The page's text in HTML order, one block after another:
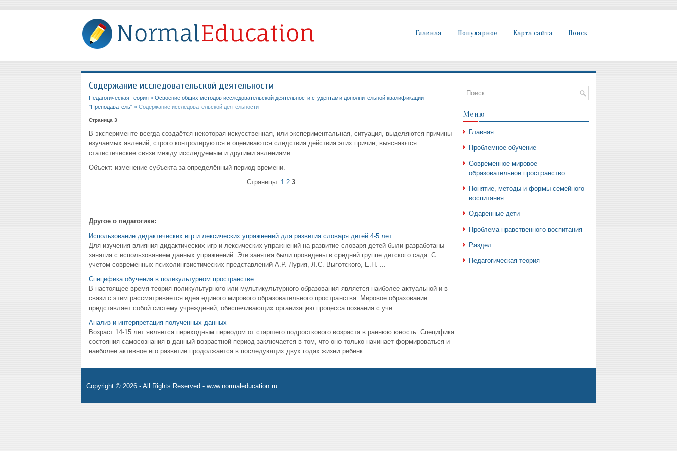
Главная Популярное Карта сайта Поиск
Содержание исследовательской деятельности
Педагогическая теория» Освоение общих методов исследовательской деятельности студентами дополнительной квалификации
"Преподаватель"» Содержание исследовательской деятельности
Страница 3
В эксперименте всегда создаётся некоторая искусственная, или экспериментальная, ситуация, выделяются причины
изучаемых явлений, строго контролируются и оцениваются следствия действия этих причин, выясняются
статистические связи между исследуемым и другими явлениями.
Объект: изменение субъекта за определённый период времени.
Страницы: 1 2 3
Другое о педагогике:
Использование дидактических игр и лексических упражнений для развития словаря детей 4-5 лет
Для изучения влияния дидактических игр и лексических упражнений на развитие словаря детей были разработаны
занятия с использованием данных упражнений. Эти занятия были проведены в средней группе детского сада. С
учетом современных психолингвистических представлений А.Р. Лурия, Л.С. Выготского, Е.Н. ...
Специфика обучения в поликультурном пространстве
В настоящее время теория поликультурного или мультикультурного образования является наиболее актуальной и в
связи с этим рассматривается идея единого мирового образовательного пространства. Мировое образование
представляет собой систему учреждений, обеспечивающих организацию процесса познания с уче ...
Анализ и интерпретация полученных данных
Возраст 14-15 лет является переходным периодом от старшего подросткового возраста в раннюю юность. Специфика
состояния самосознания в данный возрастной период заключается в том, что оно только начинает формироваться и
наиболее активное его развитие продолжается в последующих двух годах жизни ребенк ...
Меню
Главная
Проблемное обучение
Современное мировое
образовательное пространство
Понятие, методы и формы семейного
воспитания
Одаренные дети
Проблема нравственного воспитания
Раздел
Педагогическая теория
Copyright © 2026 - All Rights Reserved - www.normaleducation.ru